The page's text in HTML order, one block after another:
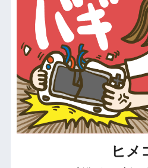
ヒメ